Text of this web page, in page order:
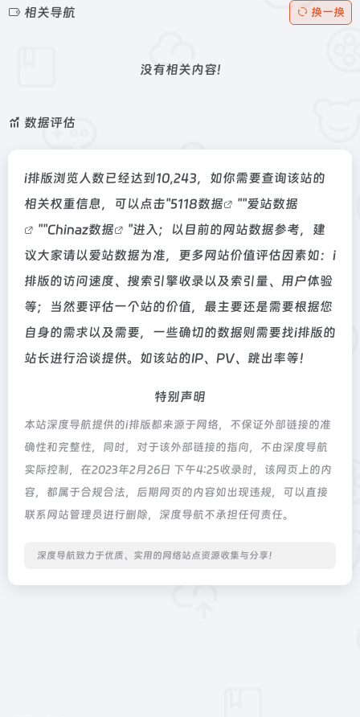
相关导航 换一换
没有相关内容!
数据评估
i排版浏览人数已经达到10,243，如你需要查询该站的
相关权重信息，可以点击"5118数据 ""爱站数据
""Chinaz数据
"进入；以目前的网站数据参考，建
议大家请以爱站数据为准，更多网站价值评估因素如：i
排版的访问速度、搜索引擎收录以及索引量、用户体验
等；当然要评估一个站的价值，最主要还是需要根据您
自身的需求以及需要，一些确切的数据则需要找i排版的
站长进行洽谈提供。如该站的IP、PV、跳出率等！
特别声明
本站深度导航提供的i排版都来源于网络，不保证外部链接的准
确性和完整性，同时，对于该外部链接的指向，不由深度导航
实际控制，在2023年2月26日 下午4:25收录时，该网页上的内
容，都属于合规合法，后期网页的内容如出现违规，可以直接
联系网站管理员进行删除，深度导航不承担任何责任。
深度导航致力于优质、实用的网络站点资源收集与分享！